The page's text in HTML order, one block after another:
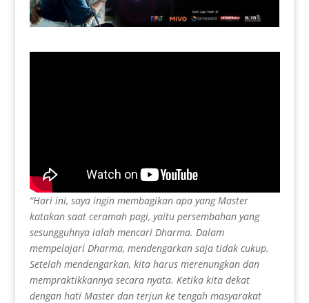
“Hari ini, saya ingin membagikan apa yang Master
katakan saat ceramah pagi, yaitu persembahan yang
sesungguhnya ialah mencari Dharma. Dalam
mempelajari Dharma, mendengarkan saja tidak cukup.
Setelah mendengarkan, kita harus merenungkan dan
mempraktikkannya secara nyata. Ketika kita dekat
dengan hati Master dan terjun ke tengah masyarakat